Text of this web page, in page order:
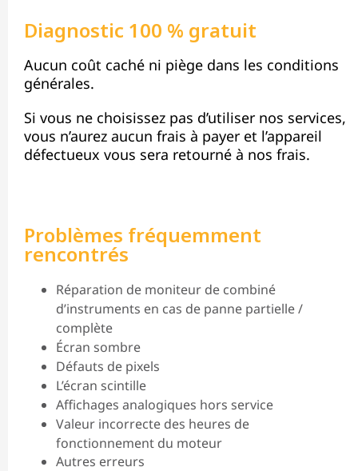
Diagnostic 100 % gratuit
Aucun coût caché ni piège dans les conditions
générales.
Si vous ne choisissez pas d’utiliser nos services,
vous n’aurez aucun frais à payer et l’appareil
défectueux vous sera retourné à nos frais.
Problèmes fréquemment
rencontrés
Réparation de moniteur de combiné
d’instruments en cas de panne partielle /
complète
Écran sombre
Défauts de pixels
L’écran scintille
Affichages analogiques hors service
Valeur incorrecte des heures de
fonctionnement du moteur
Autres erreurs